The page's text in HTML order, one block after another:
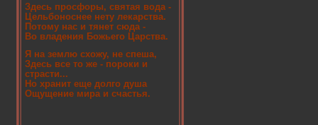
Здесь просфоры, святая вода -
Цельбоноснее нету лекарства.
Потому нас и тянет сюда -
Во владения Божьего Царства.
Я на землю схожу, не спеша,
Здесь все то же - пороки и
страсти...
Но хранит еще долго душа
Ощущение мира и счастья.